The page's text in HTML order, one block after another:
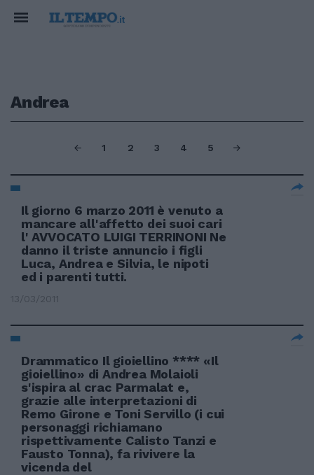
Andrea
1 2 3 4 5
Il giorno 6 marzo 2011 è venuto a
mancare all'affetto dei suoi cari
l' AVVOCATO LUIGI TERRINONI Ne
danno il triste annuncio i figli
Luca, Andrea e Silvia, le nipoti
ed i parenti tutti.
13/03/2011
Drammatico Il gioiellino **** «Il
gioiellino» di Andrea Molaioli
s'ispira al crac Parmalat e,
grazie alle interpretazioni di
Remo Girone e Toni Servillo (i cui
personaggi richiamano
rispettivamente Calisto Tanzi e
Fausto Tonna), fa rivivere la
vicenda del